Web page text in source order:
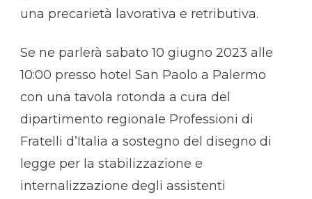
una precarietà lavorativa e retributiva.
Se ne parlerà sabato 10 giugno 2023 alle
10:00 presso hotel San Paolo a Palermo
con una tavola rotonda a cura del
dipartimento regionale Professioni di
Fratelli d’Italia a sostegno del disegno di
legge per la stabilizzazione e
internalizzazione degli assistenti